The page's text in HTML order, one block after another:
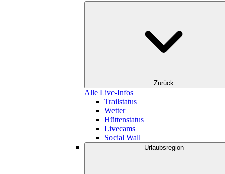
Zurück
Alle Live-Infos
Trailstatus
Wetter
Hüttenstatus
Livecams
Social Wall
Urlaubsregion